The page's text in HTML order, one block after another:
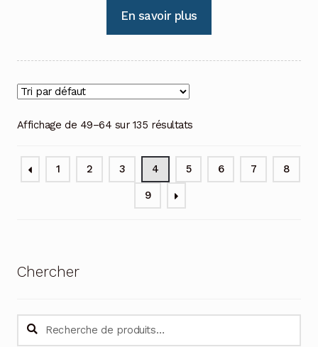
En savoir plus
Affichage de 49–64 sur 135 résultats
1 2 3 4 5 6 7 8
9
Chercher
Recherche
pour :
Recherche